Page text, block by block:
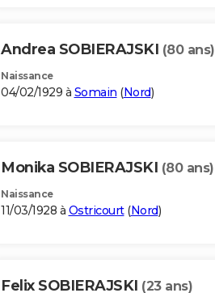
Andrea SOBIERAJSKI (80 ans)
Naissance
04/02/1929 à Somain (Nord)
Monika SOBIERAJSKI (80 ans)
Naissance
11/03/1928 à Ostricourt(Nord)
Felix SOBIERAJSKI (23 ans)